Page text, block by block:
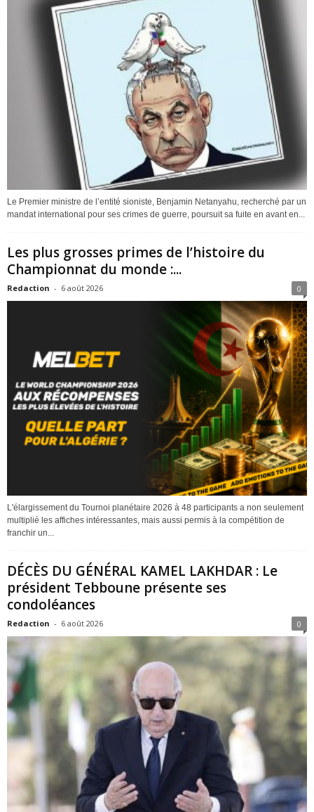
Le Premier ministre de l’entité sioniste, Benjamin Netanyahu, recherché par un
mandat international pour ses crimes de guerre, poursuit sa fuite en avant en...
Les plus grosses primes de l’histoire du
Championnat du monde :...
Redaction - 6 août 2026 0
L'élargissement du Tournoi planétaire 2026 à 48 participants a non seulement
multiplié les affiches intéressantes, mais aussi permis à la compétition de
franchir un...
DÉCÈS DU GÉNÉRAL KAMEL LAKHDAR : Le
président Tebboune présente ses
condoléances
Redaction - 6 août 2026 0